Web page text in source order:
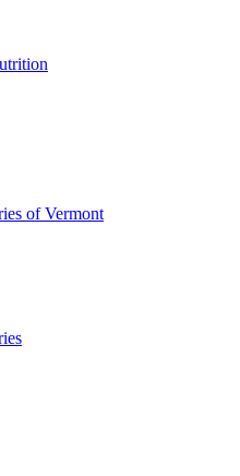
of Vermont